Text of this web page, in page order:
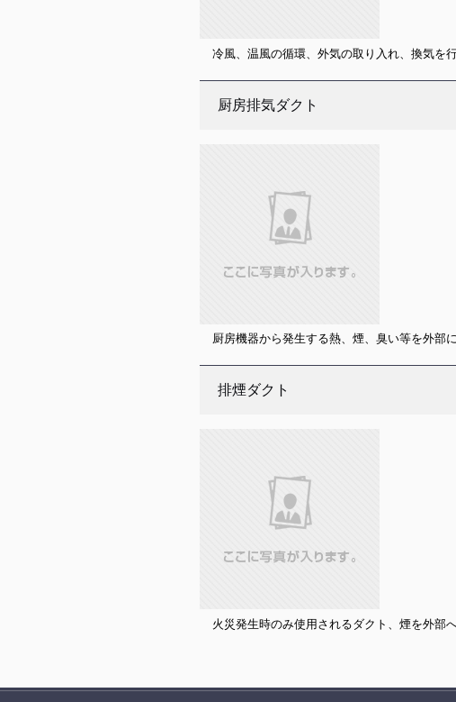
冷風、温風の循環、外気の取り入れ、換気を
厨房排気ダクト
厨房機器から発生する熱、煙、臭い等を外部
排煙ダクト
火災発生時のみ使用されるダクト、煙を外部